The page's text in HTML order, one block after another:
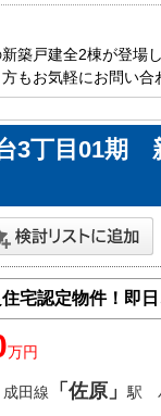
築戸建全2棟が登場
もお気軽にお問い合
3丁目01期
宅認定物件！即
万円
成田線 「佐原」駅